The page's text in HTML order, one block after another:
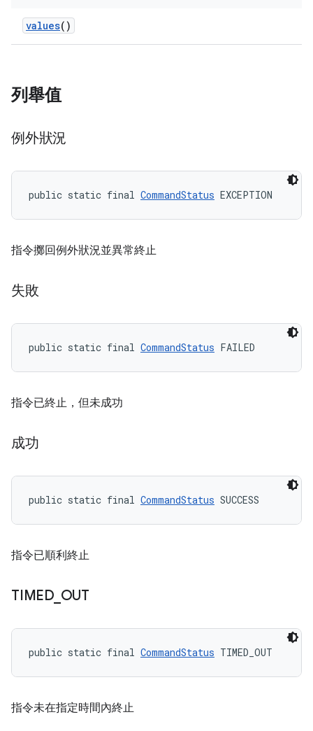
values()
列舉值
例外狀況
public static final CommandStatus EXCEPTION
指令擲回例外狀況並異常終止
失敗
public static final CommandStatus FAILED
指令已終止，但未成功
成功
public static final CommandStatus SUCCESS
指令已順利終止
TIMED_ OUT
public static final CommandStatus TIMED_OUT
指令未在指定時間內終止